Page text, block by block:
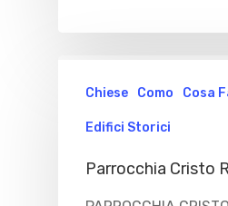
Chiese Como Cosa
Edifici Storici
Parrocchia Cristo